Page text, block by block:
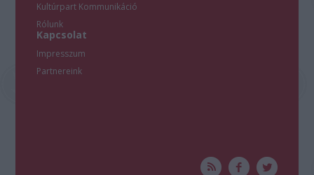
Kultúrpart Kommunikáció
Rólunk
Kapcsolat
Impresszum
Partnereink